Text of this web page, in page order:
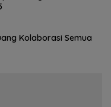
Kolaborasi Semua